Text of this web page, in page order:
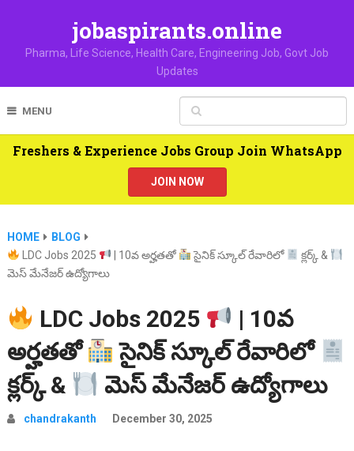
jobaspirants.online
Pharma, Life Science, Health Care, Engineering Job, Govt Job
Updates
MENU
Freshers & Experience Jobs Group Join WhatsApp
JOIN NOW
HOME
BLOG
LDC Jobs 2025
| 10వ అర్హతతో సైనిక్ స్కూల్ రేవారిలో
క్లర్క్ &
మెస్ మేనేజర్ ఉద్యోగాలు
LDC Jobs 2025
| 10వ
అర్హతతో
సైనిక్ స్కూల్ రేవారిలో
క్లర్క్ &
మెస్ మేనేజర్ ఉద్యోగాలు
chandrakanth December 30, 2025